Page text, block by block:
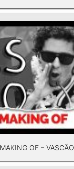
MAKING OF – VASCÃO